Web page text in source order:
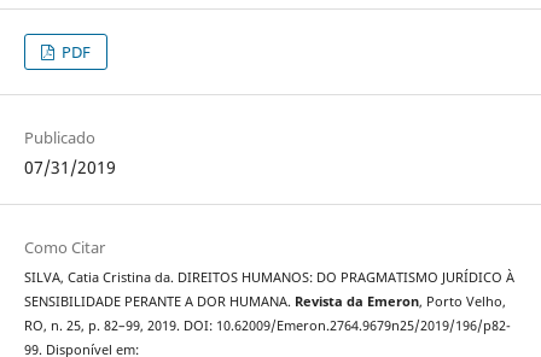
PDF
Publicado
07/31/2019
Como Citar
SILVA, Catia Cristina da. DIREITOS HUMANOS: DO PRAGMATISMO JURÍDICO À
SENSIBILIDADE PERANTE A DOR HUMANA. Revista da Emeron, Porto Velho,
RO, n. 25, p. 82–99, 2019. DOI: 10.62009/Emeron.2764.9679n25/2019/196/p82-
99. Disponível em: